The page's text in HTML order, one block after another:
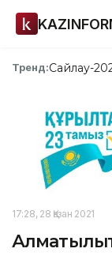
Тренд:Сайлау-
17:28, 28 Қазан 2021